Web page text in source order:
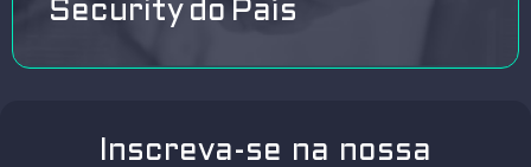
Security do País
Inscreva-se na nossa